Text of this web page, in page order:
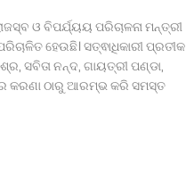
ଓ ବିପର୍ଯ୍ୟୟ ପରିଚାଳନା ମନ୍ତ୍ରୀ
ହେଉଛି। ସତ୍ଵାଧିକାରୀ ପ୍ରତୀକ
ସବିତା ନନ୍ଦ, ଗାୟତ୍ରୀ ପଣ୍ଡା,
କରଣା ଠାରୁ ଆରମ୍ଭ କରି ସମସ୍ତ